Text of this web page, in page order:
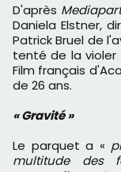
D'après Mediapart
Daniela Elstner,
Patrick Bruel de
tenté de la violer
Film français
de 26 ans.
« Gravité »
Le parquet a «
multitude des